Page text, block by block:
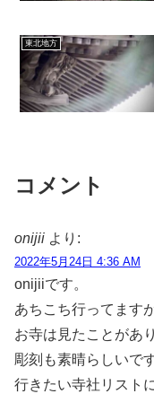
東北地方
コメント
onijii より:
2022年5月24日 4:36 AM
onijiiです。
あちこち行ってます
お寺は見たことがあ
彫刻も素晴らしいで
行きたい寺社リスト